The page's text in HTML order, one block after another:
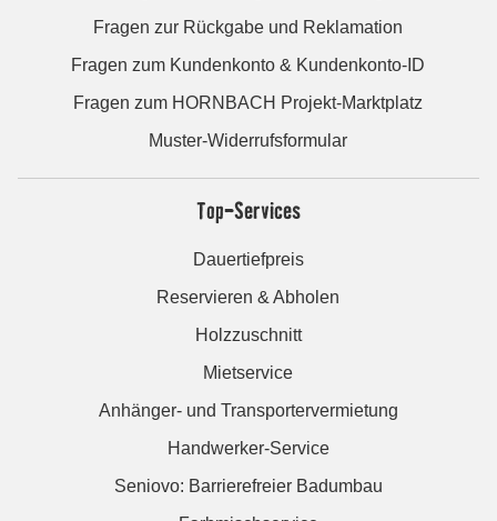
Fragen zur Rückgabe und Reklamation
Fragen zum Kundenkonto & Kundenkonto-ID
Fragen zum HORNBACH Projekt-Marktplatz
Muster-Widerrufsformular
Top-Services
Dauertiefpreis
Reservieren & Abholen
Holzzuschnitt
Mietservice
Anhänger- und Transportervermietung
Handwerker-Service
Seniovo: Barrierefreier Badumbau